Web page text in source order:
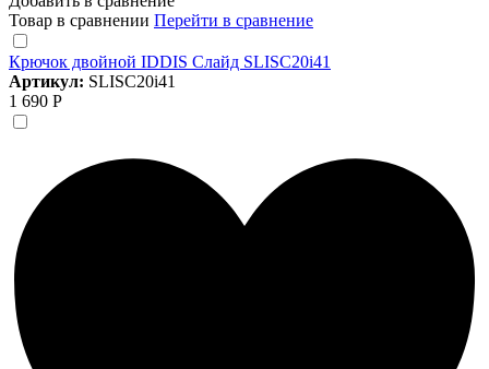
Товар в сравнении Перейти в сравнение
Крючок двойной IDDIS Слайд SLISC20i41
Артикул: SLISC20i41
1 690 Р